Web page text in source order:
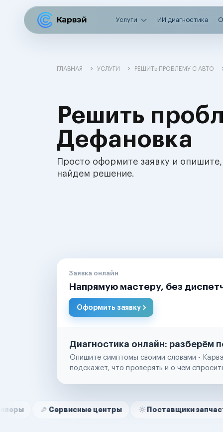
Услуги ИИ диагностика
ГЛАВНАЯ УСЛУГИ РЕШИТЬ ПРОБЛЕМУ С АВТО
Решить
Дефановка
Просто оформите заявку и
найдем решение.
Заявка онлайн
Напрямую мастеру, без
Оформить заявку
Диагностика онлайн: разберём
Опишите симптомы своими словами -
подскажет, что проверять и о чём
Нам доверяют
Сервисные центры Поставщики запчастей
Маркетплейсы